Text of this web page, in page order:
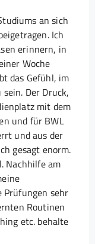
an sich
Ich
erinnern, in
Woche
das Gefühl, im
Der Druck,
mit dem
und für BWL
und aus der
gesagt enorm.
Nachhilfe am
Prüfungen sehr
Routinen
etc. behalte